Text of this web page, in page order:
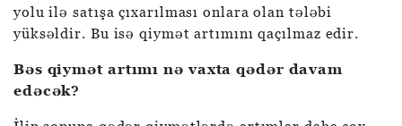
yolu ilə satışa çıxarılması onlara olan tələbi
yüksəldir. Bu isə qiymət artımını qaçılmaz edir.
Bəs qiymət artımı nə vaxta qədər davam
edəcək?